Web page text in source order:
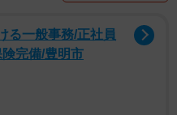
る一般事務/正社員
完備/豊明市